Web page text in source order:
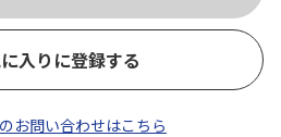
入りに登録する
お問い合わせはこちら